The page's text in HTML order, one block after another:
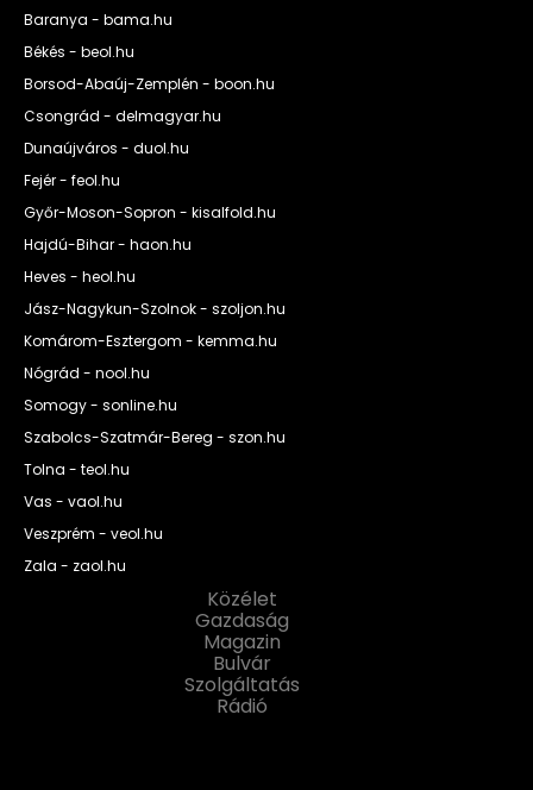
Baranya - bama.hu
Békés - beol.hu
Borsod-Abaúj-Zemplén - boon.hu
Csongrád - delmagyar.hu
Dunaújváros - duol.hu
Fejér - feol.hu
Győr-Moson-Sopron - kisalfold.hu
Hajdú-Bihar - haon.hu
Heves - heol.hu
Jász-Nagykun-Szolnok - szoljon.hu
Komárom-Esztergom - kemma.hu
Nógrád - nool.hu
Somogy - sonline.hu
Szabolcs-Szatmár-Bereg - szon.hu
Tolna - teol.hu
Vas - vaol.hu
Veszprém - veol.hu
Zala - zaol.hu
Közélet
Gazdaság
Magazin
Bulvár
Szolgáltatás
Rádió